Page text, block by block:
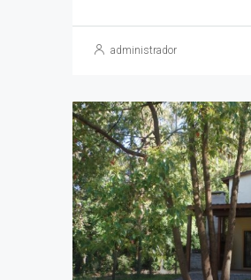
administrador